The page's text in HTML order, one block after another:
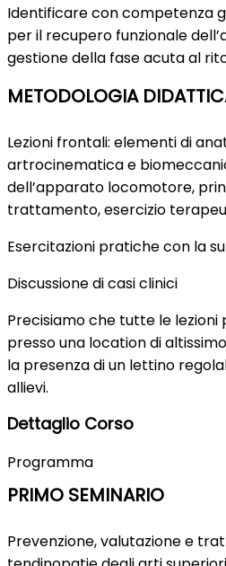
Identificare con competenza
per il recupero funzionale
gestione della fase acuta al
METODOLOGIA
Lezioni frontali: elementi di
artrocinematica e
dell’apparato locomotore,
trattamento, esercizio
Esercitazioni pratiche con la
Discussione di casi clinici
Precisiamo che tutte le
presso una location di
la presenza di un lettino
allievi.
Dettaglio Corso
Programma
PRIMO SEMINARIO
Prevenzione, valutazione e